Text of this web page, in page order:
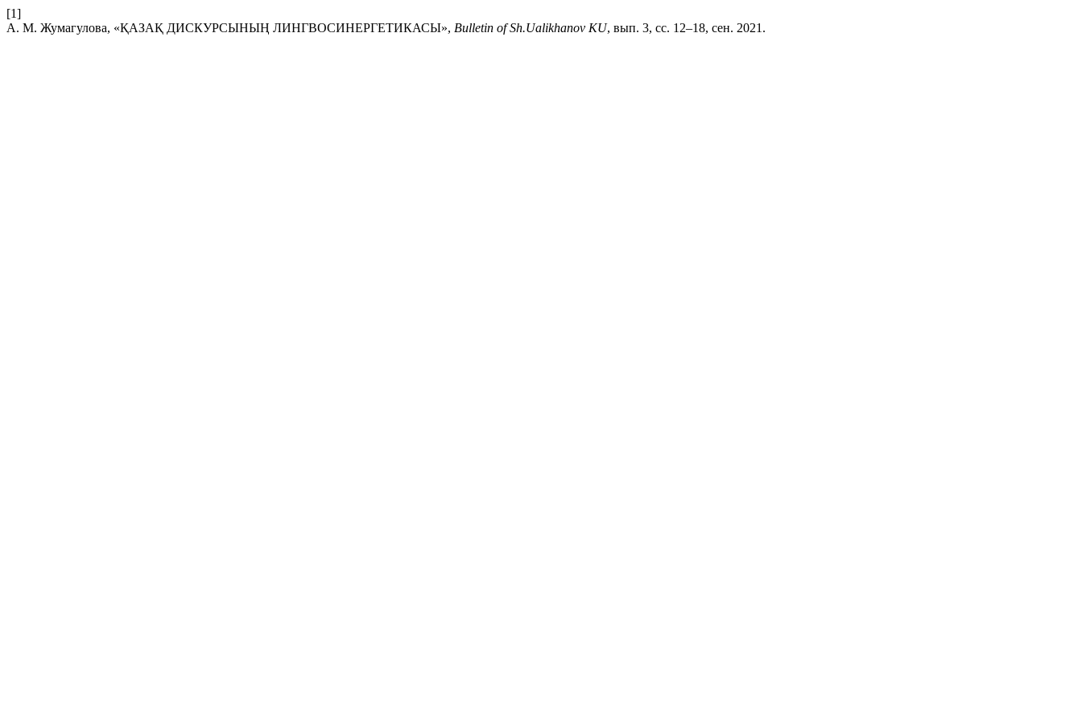
[1]
А. М. Жумагулова, «ҚАЗАҚ ДИСКУРСЫНЫҢ ЛИНГВОСИНЕРГЕТИКАСЫ», Bulletin of Sh.Ualikhanov KU, вып. 3, сс. 12–18, сен. 2021.